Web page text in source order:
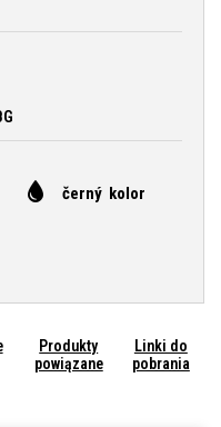
černý kolor
Produkty
powiązane
Linki do
pobrania